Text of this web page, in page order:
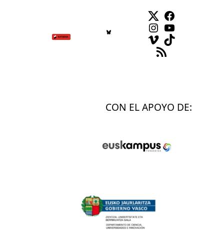
TwitterFacebook
Instagram
YouTube
VimeoTikTok
Feed RSS
CON EL APOYO DE: